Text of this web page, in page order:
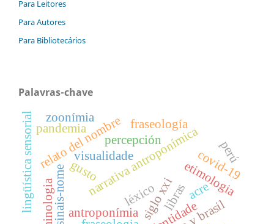
Para Leitores
Para Autores
Para Bibliotecários
Palavras-chave
antroponímia
sinais-nome libras
visualidade
narrativa antroponímica
relato del nombre
siglo xxietimologia
lingüística sensorial percepción
fraseología
gusto
pandemia
covid-19
léxico
zoonímia
acre
perú